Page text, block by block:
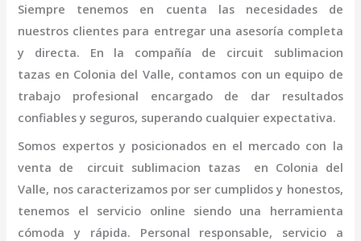
Siempre tenemos en cuenta las necesidades de
nuestros clientes para entregar una asesoría completa
y directa. En la compañía de circuit sublimacion
tazas en Colonia del Valle, contamos con un equipo de
trabajo profesional encargado de dar resultados
confiables y seguros, superando cualquier expectativa.
Somos expertos y posicionados en el mercado con la
venta de circuit sublimacion tazasen Colonia del
Valle, nos caracterizamos por ser cumplidos y honestos,
tenemos el servicio online siendo una herramienta
cómoda y rápida. Personal responsable, servicio a